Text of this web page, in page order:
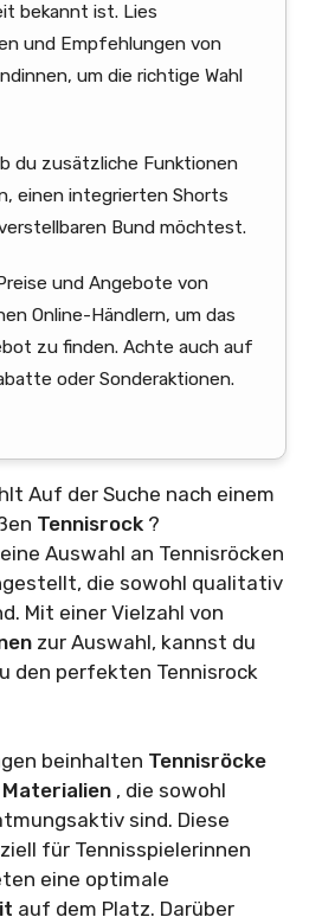
bekannt ist. Lies
und Empfehlungen von
um die richtige Wahl
du zusätzliche Funktionen
einen integrierten Shorts
Bund möchtest.
und Angebote von
Online-Händlern, um das
zu finden. Achte auch auf
oder Sonderaktionen.
Auf der Suche nach einem
Tennisrock ?
Auswahl an Tennisröcken
die sowohl qualitativ
Mit einer Vielzahl von
zur Auswahl, kannst du
den perfekten Tennisrock
beinhalten Tennisröcke
Materialien , die sowohl
sind. Diese
für Tennisspielerinnen
eine optimale
auf dem Platz. Darüber